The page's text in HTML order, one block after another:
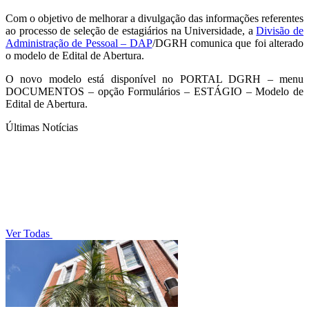
Com o objetivo de melhorar a divulgação das informações referentes
ao processo de seleção de estagiários na Universidade, aDivisão de
Administração de Pessoal – DAP/DGRH comunica que foi alterado
o modelo de Edital de Abertura.
O novo modelo está disponível no PORTAL DGRH – menu
DOCUMENTOS – opção Formulários – ESTÁGIO – Modelo de
Edital de Abertura.
Últimas Notícias
Ver Todas